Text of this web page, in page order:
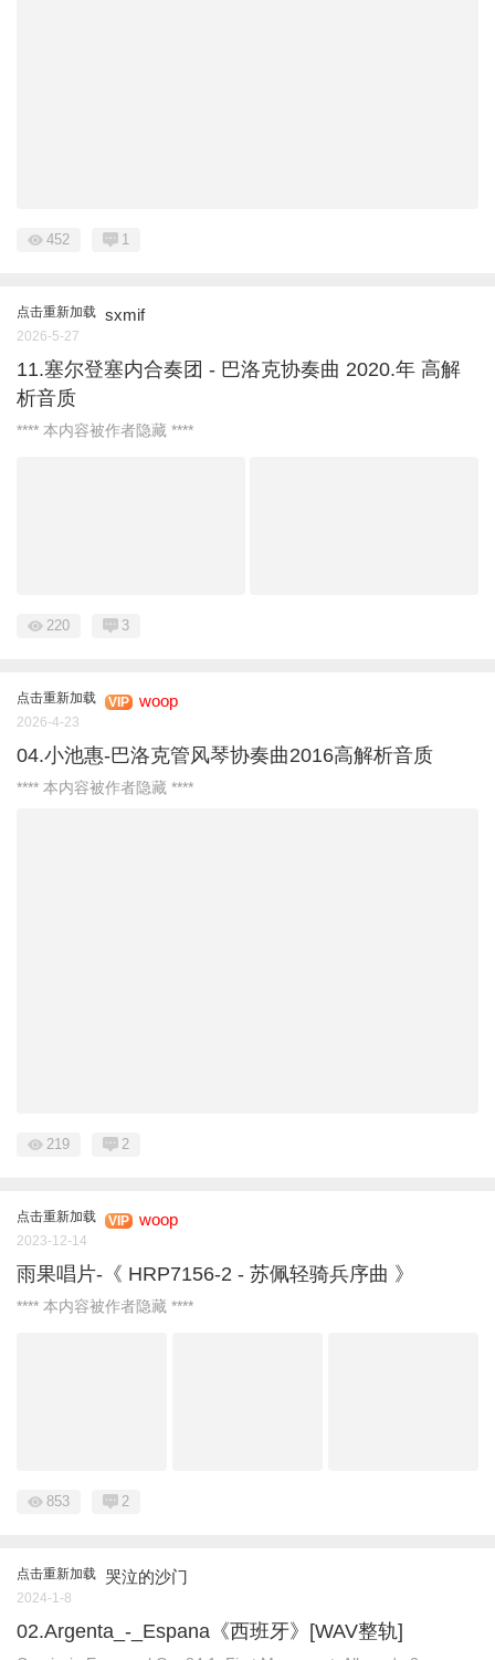
452 1
点击重新加载 sxmif
2026-5-27
11.塞尔登塞内合奏团 - 巴洛克协奏曲 2020.年 高解
析音质
**** 本内容被作者隐藏 ****
220 3
点击重新加载 VIP woop
2026-4-23
04.小池惠-巴洛克管风琴协奏曲2016高解析音质
**** 本内容被作者隐藏 ****
219 2
点击重新加载 VIP woop
2023-12-14
雨果唱片-《 HRP7156-2 - 苏佩轻骑兵序曲 》
**** 本内容被作者隐藏 ****
853 2
点击重新加载 哭泣的沙门
2024-1-8
02.Argenta_-_Espana《西班牙》[WAV整轨]